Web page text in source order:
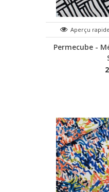
Aperçu rapide
Permecube -